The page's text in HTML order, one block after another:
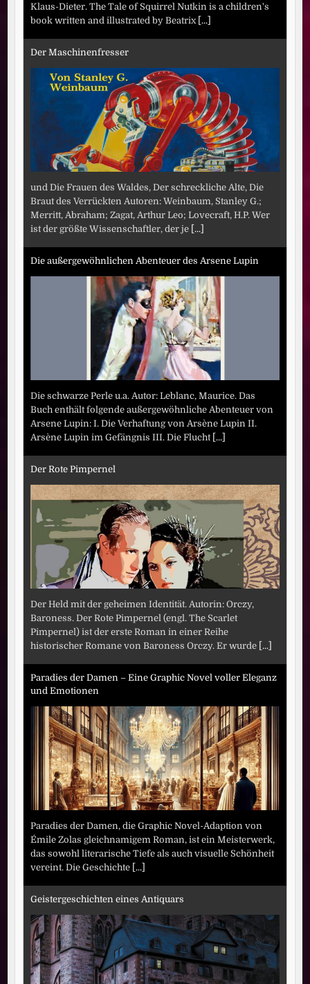
Klaus-Dieter. The Tale of Squirrel Nutkin is a children's
book written and illustrated by Beatrix [...]
Der Maschinenfresser
und Die Frauen des Waldes, Der schreckliche Alte, Die
Braut des Verrückten Autoren: Weinbaum, Stanley G.;
Merritt, Abraham; Zagat, Arthur Leo; Lovecraft, H.P. Wer
ist der größte Wissenschaftler, der je [...]
Die außergewöhnlichen Abenteuer des Arsene Lupin
Die schwarze Perle u.a. Autor: Leblanc, Maurice. Das
Buch enthält folgende außergewöhnliche Abenteuer von
Arsene Lupin: I. Die Verhaftung von Arsène Lupin II.
Arsène Lupin im Gefängnis III. Die Flucht [...]
Der Rote Pimpernel
Der Held mit der geheimen Identität. Autorin: Orczy,
Baroness. Der Rote Pimpernel (engl. The Scarlet
Pimpernel) ist der erste Roman in einer Reihe
historischer Romane von Baroness Orczy. Er wurde [...]
Paradies der Damen – Eine Graphic Novel voller Eleganz
und Emotionen
Paradies der Damen, die Graphic Novel-Adaption von
Émile Zolas gleichnamigem Roman, ist ein Meisterwerk,
das sowohl literarische Tiefe als auch visuelle Schönheit
vereint. Die Geschichte [...]
Geistergeschichten eines Antiquars